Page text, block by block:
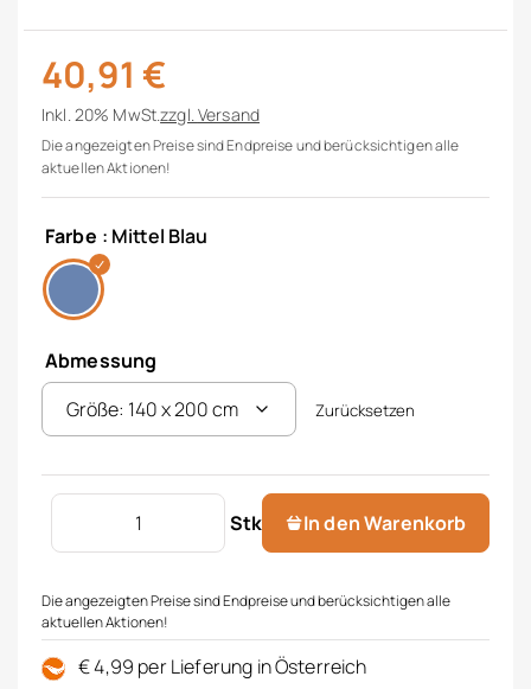
40,91 €
Inkl. 20% MwSt.zzgl.Versand
Die angezeigten Preise sind Endpreise und berücksichtigen alle
aktuellen Aktionen!
Farbe : Mittel Blau
Abmessung
Zurücksetzen
Stk
Flanell Bettwäsche Menge
In den Warenkorb
Die angezeigten Preise sind Endpreise und berücksichtigen alle
aktuellen Aktionen!
€ 4,99 per Lieferung in Österreich